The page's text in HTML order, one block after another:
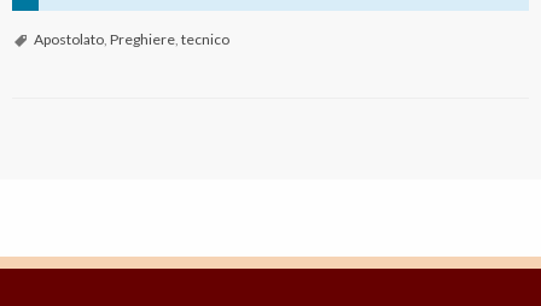
Apostolato, Preghiere, tecnico
t